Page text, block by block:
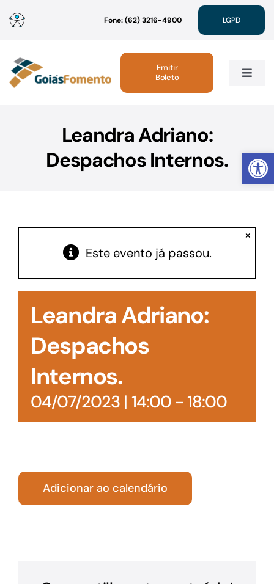
Abrir
para
conteúdo
Fone: (62) 3216-4900 LGPD
Toggle
Linhas de Crédito
Acesso à Informação
Emitir
Boleto
Leandra Adriano:
Despachos Internos.
Este evento já passou.
×
Leandra Adriano:
Despachos
Internos.
04/07/2023 | 14:00- 18:00
Adicionar ao calendário